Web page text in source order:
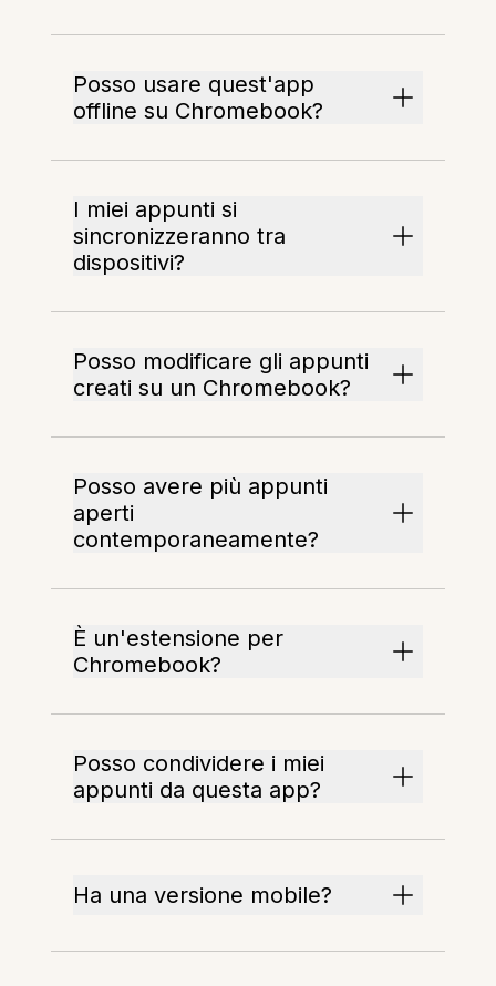
Posso usare quest'app
offline su Chromebook?
I miei appunti si
sincronizzeranno tra
dispositivi?
Posso modificare gli appunti
creati su un Chromebook?
Posso avere più appunti
aperti
contemporaneamente?
È un'estensione per
Chromebook?
Posso condividere i miei
appunti da questa app?
Ha una versione mobile?